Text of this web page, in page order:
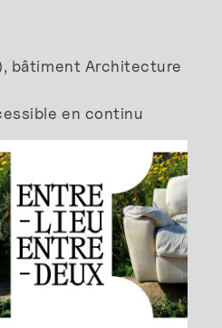
bâtiment Architecture
en continu